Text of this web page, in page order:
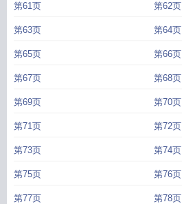
第61页 第62页
第63页 第64页
第65页 第66页
第67页 第68页
第69页 第70页
第71页 第72页
第73页 第74页
第75页 第76页
第77页 第78页